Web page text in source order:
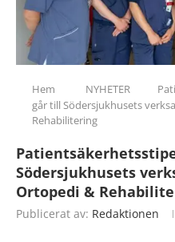
Hem NYHETER
går till Södersjukhusets
Rehabilitering
Södersjukhusets
Ortopedi &
Publicerat av: Redaktionen